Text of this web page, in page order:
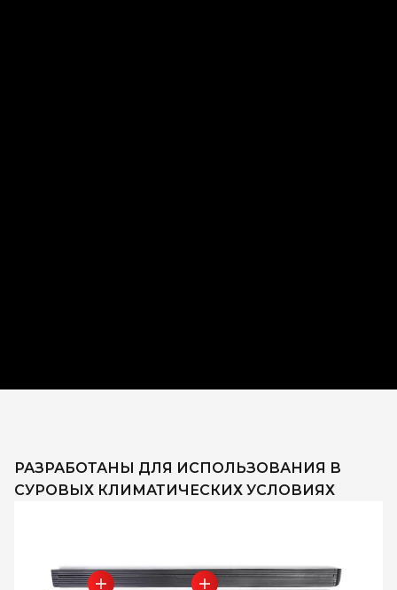
РАЗРАБОТАНЫ ДЛЯ ИСПОЛЬЗОВАНИЯ В
СУРОВЫХ КЛИМАТИЧЕСКИХ УСЛОВИЯХ